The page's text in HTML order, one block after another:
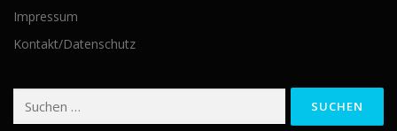
Impressum
Kontakt/Datenschutz